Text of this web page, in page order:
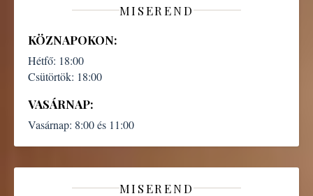
MISEREND
KÖZNAPOKON:
Hétfő: 18:00
Csütörtök: 18:00
VASÁRNAP:
Vasárnap: 8:00 és 11:00
MISEREND